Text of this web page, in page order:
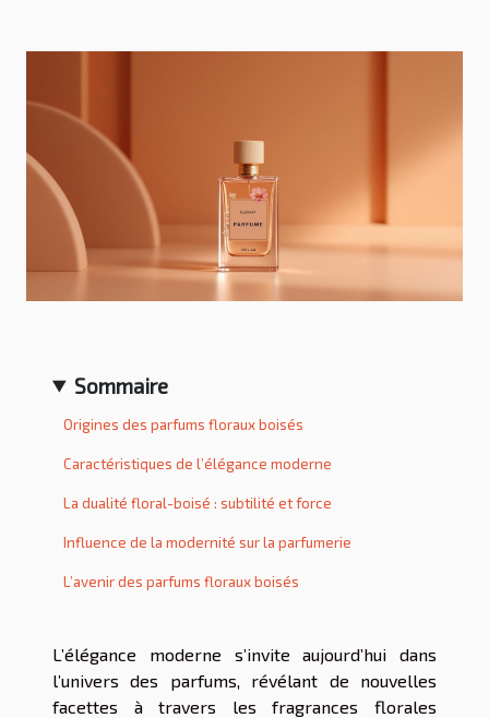
Sommaire
Origines des parfums floraux boisés
Caractéristiques de l’élégance moderne
La dualité floral-boisé : subtilité et force
Influence de la modernité sur la parfumerie
L’avenir des parfums floraux boisés
L’élégance moderne s’invite aujourd’hui dans
l’univers des parfums, révélant de nouvelles
facettes à travers les fragrances florales